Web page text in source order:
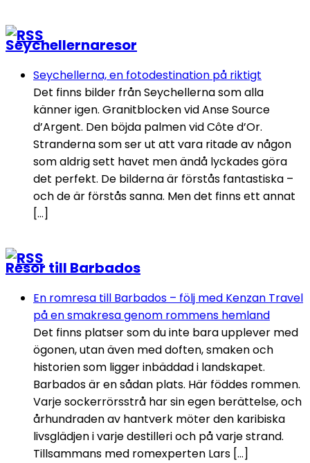
Seychellernaresor
Seychellerna, en fotodestination på riktigt
Det finns bilder från Seychellerna som alla
känner igen. Granitblocken vid Anse Source
d’Argent. Den böjda palmen vid Côte d’Or.
Stranderna som ser ut att vara ritade av någon
som aldrig sett havet men ändå lyckades göra
det perfekt. De bilderna är förstås fantastiska –
och de är förstås sanna. Men det finns ett annat
[…]
Resor till Barbados
En romresa till Barbados – följ med Kenzan Travel
på en smakresa genom rommens hemland
Det finns platser som du inte bara upplever med
ögonen, utan även med doften, smaken och
historien som ligger inbäddad i landskapet.
Barbados är en sådan plats. Här föddes rommen.
Varje sockerrörsstrå har sin egen berättelse, och
århundraden av hantverk möter den karibiska
livsglädjen i varje destilleri och på varje strand.
Tillsammans med romexperten Lars […]